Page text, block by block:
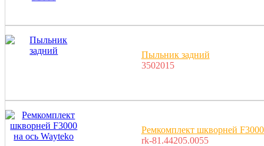
Пыльник задний
3502015
Ремкомплект шкворней
rk-81.44205.0055